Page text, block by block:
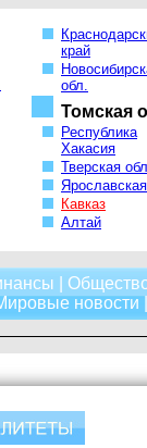
край
обл.
Томская
Республика
Хакасия
Тверская
Кавказ
Алтай
новости